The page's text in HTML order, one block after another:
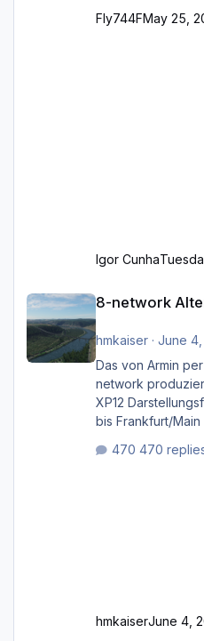
Fly744FMay 25,
Igor Cunha
8-network
hmkaiser· June
Das von Armin
network
XP12
bis Frankfurt/
zugemauert sind. Niederräder Brücke
470
hmkaiserJune 4,